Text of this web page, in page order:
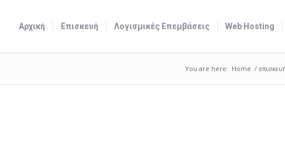
Αρχική Επισκευή Λογισμικές Επεμβάσεις Web Hosting
You are here: Home /